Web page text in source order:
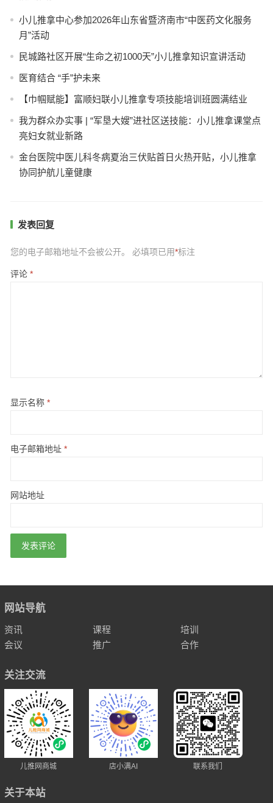
小儿推拿中心参加2026年山东省暨济南市“中医药文化服务
月”活动
民城路社区开展“生命之初1000天”小儿推拿知识宣讲活动
医育结合 “手”护未来
【巾帼赋能】富顺妇联小儿推拿专项技能培训班圆满结业
我为群众办实事 | “军垦大嫂”进社区送技能：小儿推拿课堂点
亮妇女就业新路
金台医院中医儿科冬病夏治三伏贴首日火热开贴，小儿推拿
协同护航儿童健康
发表回复
您的电子邮箱地址不会被公开。 必填项已用*标注
评论 *
显示名称 *
电子邮箱地址 *
网站地址
网站导航
资讯 课程
培训
会议
推广 合作
关注交流
儿推网商城 店小满AI 联系我们
关于本站